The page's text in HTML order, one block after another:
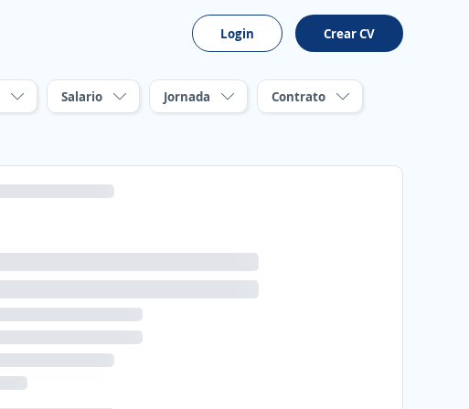
Login Crear CV
Salario Jornada Contrato